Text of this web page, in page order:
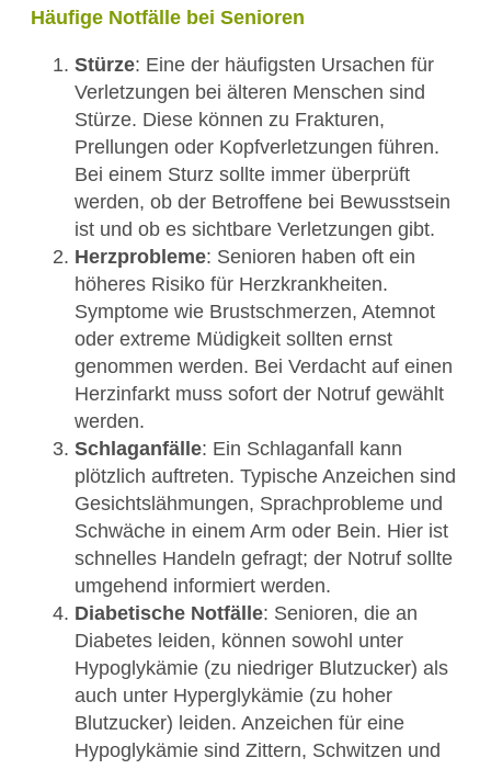
Häufige Notfälle bei Senioren
Stürze: Eine der häufigsten Ursachen für
Verletzungen bei älteren Menschen sind
Stürze. Diese können zu Frakturen,
Prellungen oder Kopfverletzungen führen.
Bei einem Sturz sollte immer überprüft
werden, ob der Betroffene bei Bewusstsein
ist und ob es sichtbare Verletzungen gibt.
Herzprobleme: Senioren haben oft ein
höheres Risiko für Herzkrankheiten.
Symptome wie Brustschmerzen, Atemnot
oder extreme Müdigkeit sollten ernst
genommen werden. Bei Verdacht auf einen
Herzinfarkt muss sofort der Notruf gewählt
werden.
Schlaganfälle: Ein Schlaganfall kann
plötzlich auftreten. Typische Anzeichen sind
Gesichtslähmungen, Sprachprobleme und
Schwäche in einem Arm oder Bein. Hier ist
schnelles Handeln gefragt; der Notruf sollte
umgehend informiert werden.
Diabetische Notfälle: Senioren, die an
Diabetes leiden, können sowohl unter
Hypoglykämie (zu niedriger Blutzucker) als
auch unter Hyperglykämie (zu hoher
Blutzucker) leiden. Anzeichen für eine
Hypoglykämie sind Zittern, Schwitzen und